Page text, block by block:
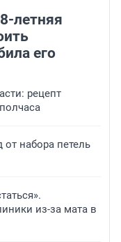
летняя
его
рецепт
набора петель
из-за мата в